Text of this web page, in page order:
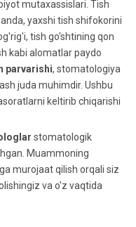
mutaxassislari. Tish
yaxshi tish shifokorini
tish go'shtining qon
kabi alomatlar paydo
parvarishi, stomatologiya
juda muhimdir. Ushbu
keltirib chiqarishi
stomatologik
Muammoning
murojaat qilish orqali siz
va o'z vaqtida